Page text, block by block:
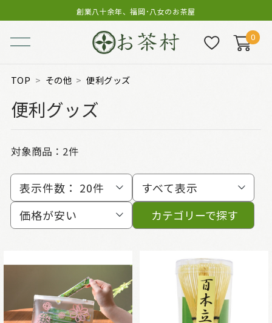
創業八十余年、福岡･八女のお茶屋
0
TOP その他 便利グッズ
便利グッズ
対象商品： 2件
表示件数： 20件
すべて表示
価格が安い
カテゴリーで探す